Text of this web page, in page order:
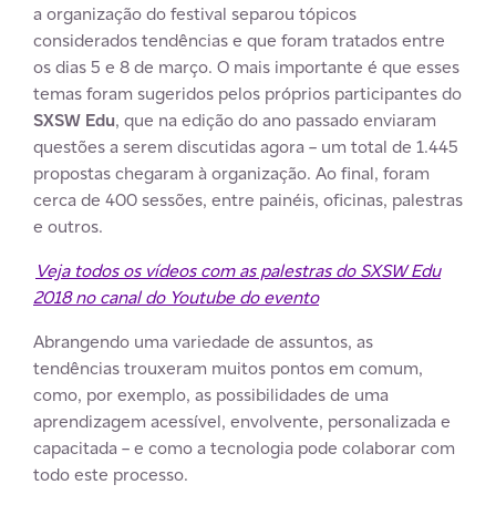
a organização do festival separou tópicos
considerados tendências e que foram tratados entre
os dias 5 e 8 de março. O mais importante é que esses
temas foram sugeridos pelos próprios participantes do
SXSW Edu, que na edição do ano passado enviaram
questões a serem discutidas agora – um total de 1.445
propostas chegaram à organização. Ao final, foram
cerca de 400 sessões, entre painéis, oficinas, palestras
e outros.
Veja todos os vídeos com as palestras do SXSW Edu
2018 no canal do Youtube do evento
Abrangendo uma variedade de assuntos, as
tendências trouxeram muitos pontos em comum,
como, por exemplo, as possibilidades de uma
aprendizagem acessível, envolvente, personalizada e
capacitada – e como a tecnologia pode colaborar com
todo este processo.